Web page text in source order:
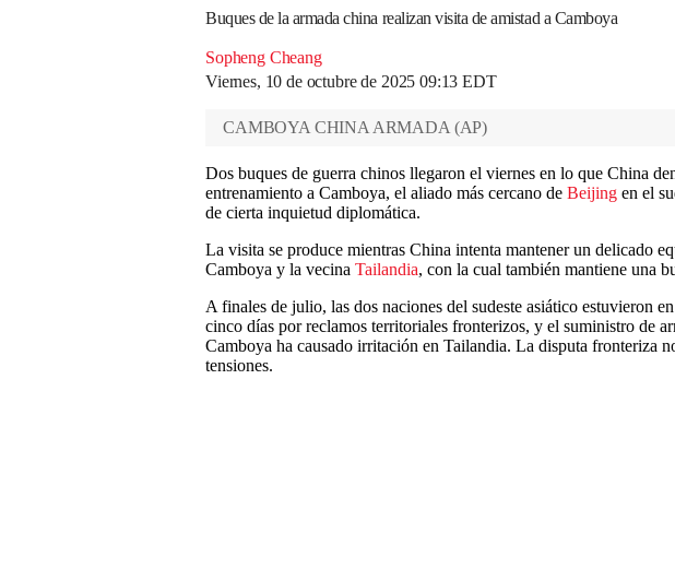
Buques de la armada china realizan visita de amistad a Camboya
Sopheng Cheang
Viernes, 10 de octubre de 2025 09:13 EDT
CAMBOYA CHINA ARMADA (AP)
Dos buques de guerra chinos llegaron el viernes en lo que China
entrenamiento a Camboya, el aliado más cercano de Beijing en el
de cierta inquietud diplomática.
La visita se produce mientras China intenta mantener un delicado
Camboya y la vecina Tailandia, con la cual también mantiene una
A finales de julio, las dos naciones del sudeste asiático estuvieron
cinco días por reclamos territoriales fronterizos, y el suministro de
Camboya ha causado irritación en Tailandia. La disputa fronteriza
tensiones.